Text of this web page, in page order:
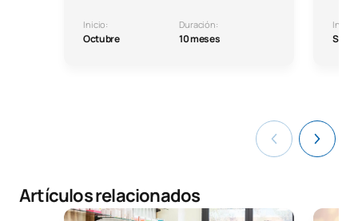
Inicio:
Octubre
Duración:
10 meses
Inicio:
Artículos relacionados